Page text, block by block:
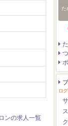
ンの求人一覧
た
ロ